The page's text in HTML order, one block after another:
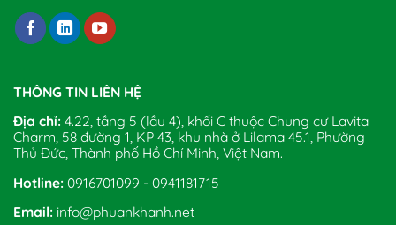
THÔNG TIN LIÊN HỆ
Địa chỉ: 4.22, tầng 5 (lầu 4), khối C thuộc Chung cư Lavita
Charm, 58 đường 1, KP 43, khu nhà ở Lilama 45.1, Phường
Thủ Đức, Thành phố Hồ Chí Minh, Việt Nam.
Hotline: 0916701099 - 0941181715
Email: info@phuankhanh.net